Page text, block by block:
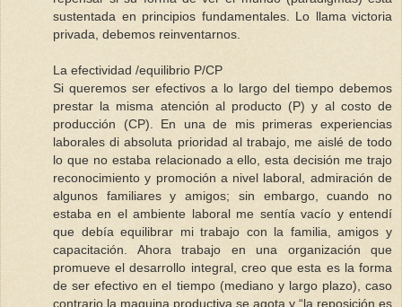
sustentada en principios fundamentales. Lo llama victoria
privada, debemos reinventarnos.
La efectividad /equilibrio P/CP
Si queremos ser efectivos a lo largo del tiempo debemos
prestar la misma atención al producto (P) y al costo de
producción (CP). En una de mis primeras experiencias
laborales di absoluta prioridad al trabajo, me aislé de todo
lo que no estaba relacionado a ello, esta decisión me trajo
reconocimiento y promoción a nivel laboral, admiración de
algunos familiares y amigos; sin embargo, cuando no
estaba en el ambiente laboral me sentía vacío y entendí
que debía equilibrar mi trabajo con la familia, amigos y
capacitación. Ahora trabajo en una organización que
promueve el desarrollo integral, creo que esta es la forma
de ser efectivo en el tiempo (mediano y largo plazo), caso
contrario la maquina productiva se agota y “la reposición es